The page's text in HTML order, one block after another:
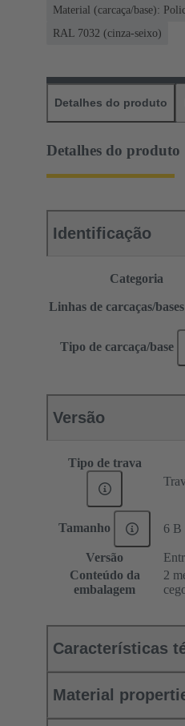
Material (carcaça/base):
RAL 7032 (cinza-seixo)
Detalhes do produto
Detalhes do produto
Identificação
Categoria
Linhas de carcaças/bases
Tipo de carcaça/base
Versão
Tipo de trava
Tamanho 6 B
Versão
Conteúdo da
embalagem
2
Características
Material